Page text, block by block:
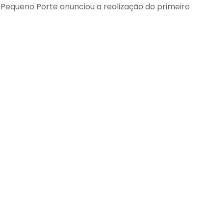
Pequeno Porte anunciou a realização do primeiro